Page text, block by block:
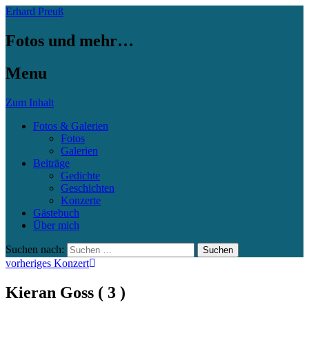
Erhard Preuß
Fotos und mehr…
Menu
Zum Inhalt
Fotos & Galerien
Fotos
Galerien
Beiträge
Gedichte
Geschichten
Konzerte
Gästebuch
Über mich
Suchen nach:
vorheriges Konzert
Kieran Goss ( 3 )